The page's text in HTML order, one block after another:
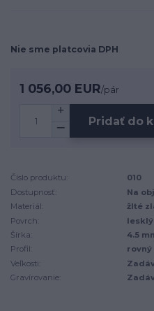
Nie sme platcovia DPH
1 056,00 EUR/pár
Pridať do
Číslo produktu:
010
Dostupnosť:
Na
Materiál:
žlté
Povrch:
Šírka:
4.5
Profil:
rovný
Veľkosti:
Gravírovanie: